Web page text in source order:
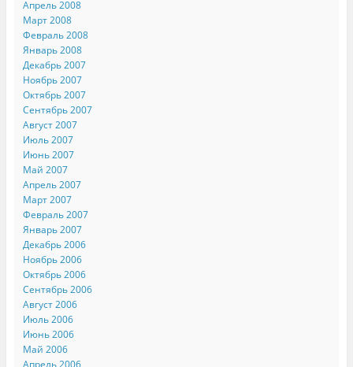
Апрель 2008
Март 2008
Февраль 2008
Январь 2008
Декабрь 2007
Ноябрь 2007
Октябрь 2007
Сентябрь 2007
Август 2007
Июль 2007
Июнь 2007
Май 2007
Апрель 2007
Март 2007
Февраль 2007
Январь 2007
Декабрь 2006
Ноябрь 2006
Октябрь 2006
Сентябрь 2006
Август 2006
Июль 2006
Июнь 2006
Май 2006
Апрель 2006